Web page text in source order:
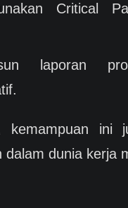
Critical
laporan
kemampuan ini
dalam dunia kerja